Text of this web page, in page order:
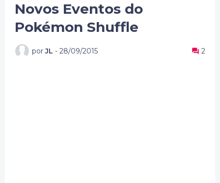
Novos Eventos do
Pokémon Shuffle
por JL - 28/09/2015 2